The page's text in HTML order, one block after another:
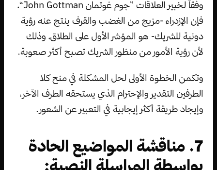
وفقاً لخبير العلاقات ”جوم غوتمان John Gottman“،
فإن الإزدراء -مزيج من الغضب والقرف ينتج عنه رؤية
دونية للشريك- هو المؤشر الأول على الطلاق، وذلك
لأن رؤية الأمور من منظور الشريك تصبح أكثر صعوبة.
وتكمن الخطوة الأولى لحل المشكلة في منح كلا
الطرفين التقدير والإحترام الذي يستحقه الطرف الآخر،
وإيجاد طريقة أكثر إيجابية في التعبير عن الشعور.
7. مناقشة المواضيع الحادة
بواسطة المراسلة النصية: